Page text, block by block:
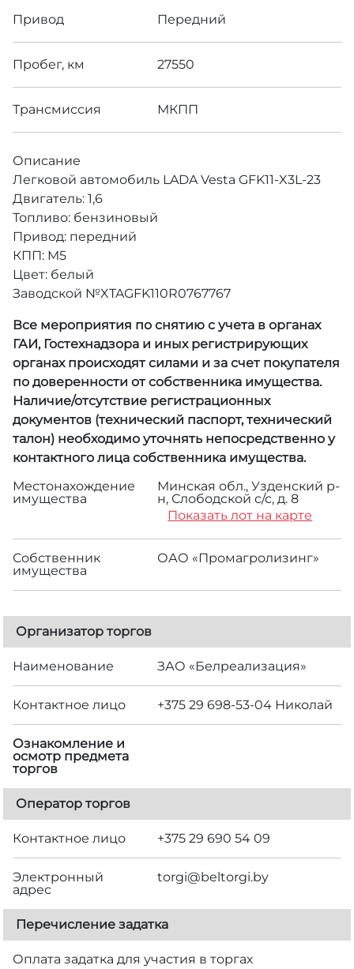
Привод Передний
Пробег, км 27550
Трансмиссия МКПП
Описание
Легковой автомобиль LADA Vesta GFK11-X3L-23
Двигатель: 1,6
Топливо: бензиновый
Привод: передний
КПП: M5
Цвет: белый
Заводской №XTAGFK110R0767767
Все мероприятия по снятию с учета в органах
ГАИ, Гостехнадзора и иных регистрирующих
органах происходят силами и за счет покупателя
по доверенности от собственника имущества.
Наличие/отсутствие регистрационных
документов (технический паспорт, технический
талон) необходимо уточнять непосредственно у
контактного лица собственника имущества.
Местонахождение
имущества
Минская обл., Узденский р-
н, Слободской с/с, д. 8
Показать лот на карте
Собственник
имущества
ОАО «Промагролизинг»
Организатор торгов
Наименование ЗАО «Белреализация»
Контактное лицо +375 29 698-53-04 Николай
Ознакомление и
осмотр предмета
торгов
Оператор торгов
Контактное лицо +375 29 690 54 09
Электронный
адрес
torgi@beltorgi.by
Перечисление задатка
Оплата задатка для участия в торгах